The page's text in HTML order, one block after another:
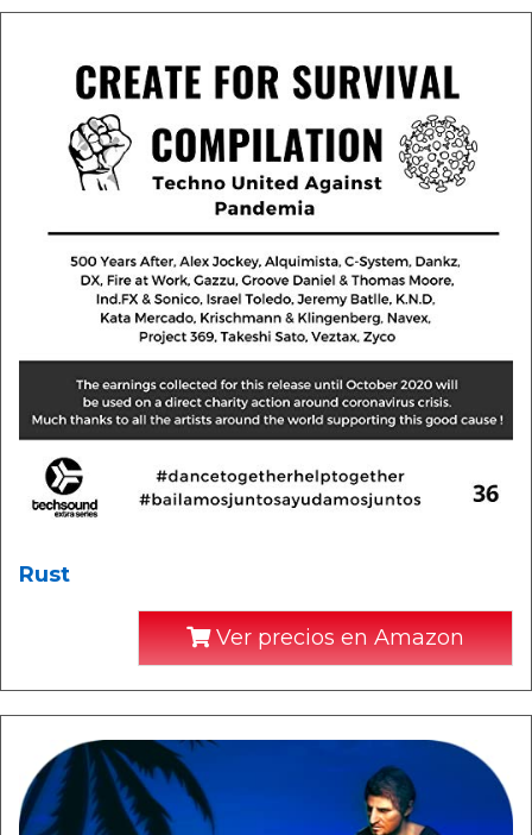
Rust
Ver precios en Amazon